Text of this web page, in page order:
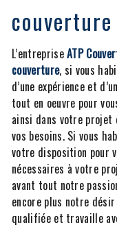
couverture
L’entrepriseATP
couverture, si vous
d’une expérience et
tout en oeuvre pour
ainsi dans votre projet
vos besoins. Si vous
votre disposition pour
nécessaires à votre
avant tout notre
encore plus notre
qualifiée et travaille